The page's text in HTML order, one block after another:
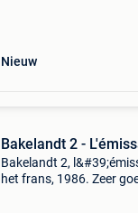
Nieuw
Bakelandt 2 -
Bakelandt 2,
het frans, 1986. Zeer